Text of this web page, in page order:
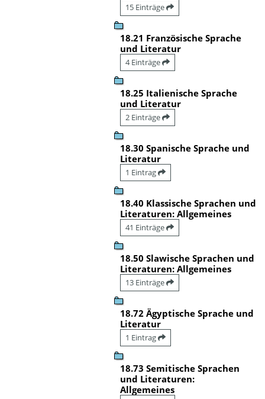
15 Einträge
18.21 Französische Sprache
und Literatur
4 Einträge
18.25 Italienische Sprache
und Literatur
2 Einträge
18.30 Spanische Sprache und
Literatur
1 Eintrag
18.40 Klassische Sprachen und
Literaturen: Allgemeines
41 Einträge
18.50 Slawische Sprachen und
Literaturen: Allgemeines
13 Einträge
18.72 Ägyptische Sprache und
Literatur
1 Eintrag
18.73 Semitische Sprachen
und Literaturen:
Allgemeines